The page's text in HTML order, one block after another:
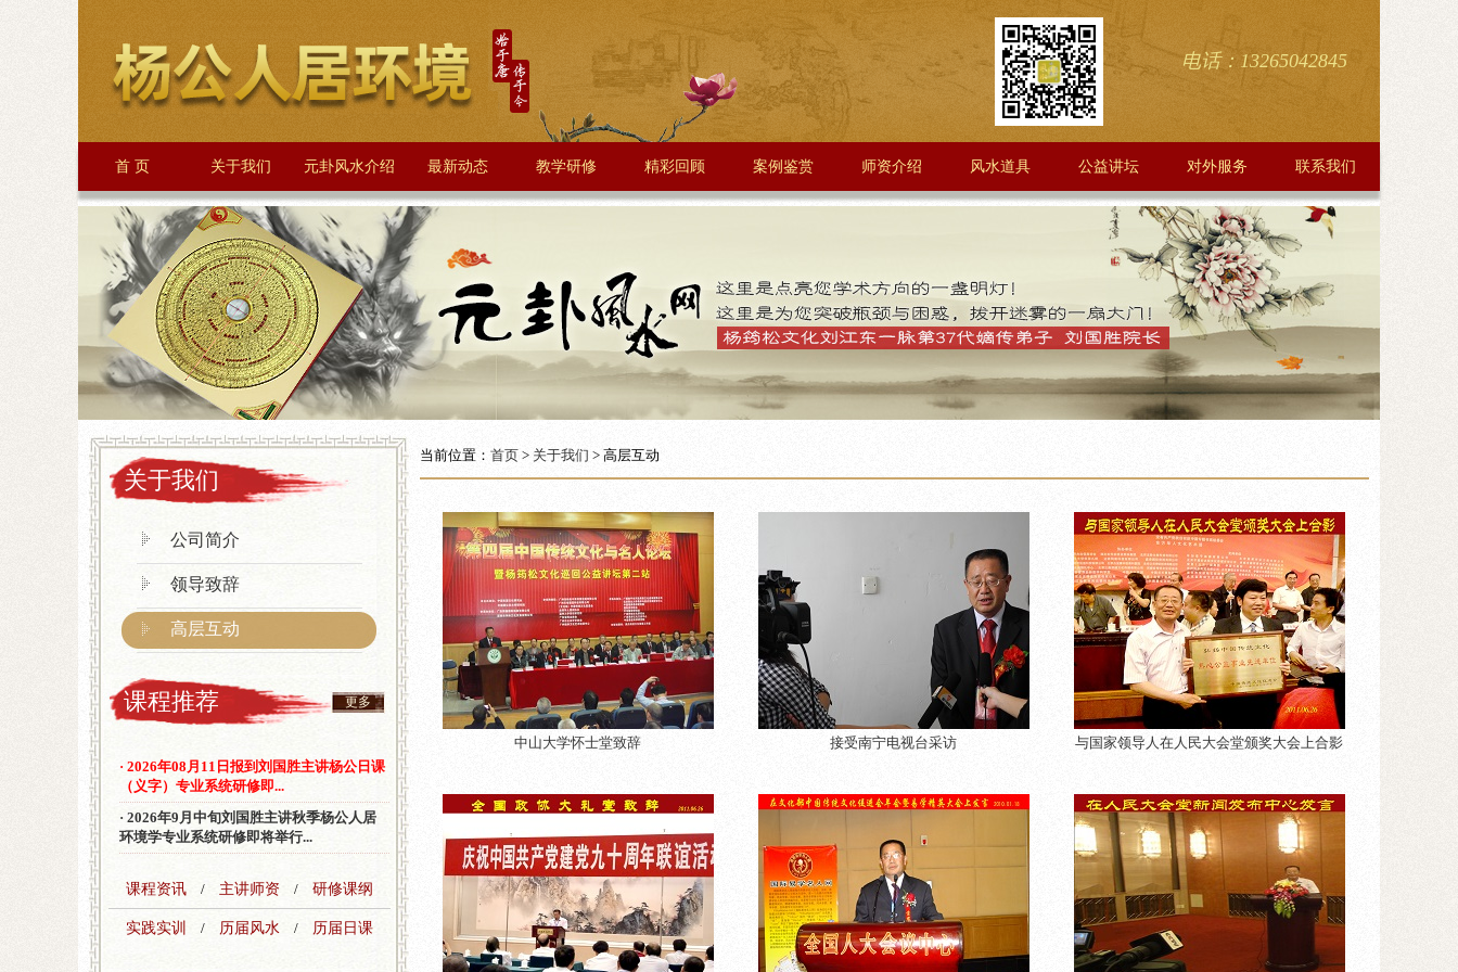
电话：13265042845
首 页 关于我们 元卦风水介绍 最新动态 教学研修 精彩回顾 案例鉴赏 师资介绍 风水道具 公益讲坛 对外服务 联系我们
关于我们
公司简介
领导致辞
高层互动
更多
课程推荐
· 2026年08月11日报到刘国胜主讲杨公日课
（义字）专业系统研修即...
· 2026年9月中旬刘国胜主讲秋季杨公人居
环境学专业系统研修即将举行...
课程资讯/ 主讲师资 / 研修课纲
实践实训 / 历届风水/ 历届日课
当前位置： 首页 > 关于我们 > 高层互动
中山大学怀士堂致辞 接受南宁电视台采访 与国家领导人在人民大会堂颁奖大会上合影